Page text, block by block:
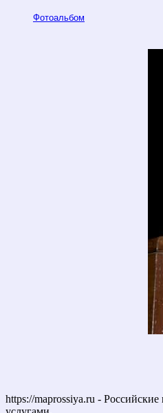
Фотоальбом
https://maprossiya.ru -